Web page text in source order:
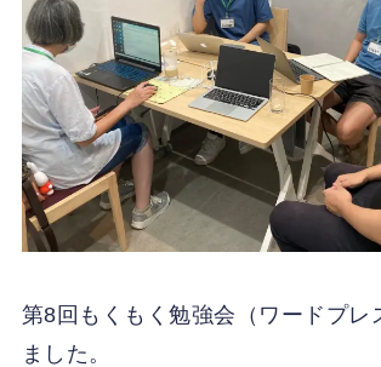
第8回もくもく勉強会（ワードプレ
ました。